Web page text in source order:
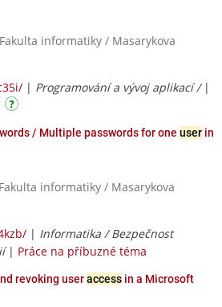
informatiky / Masarykova
| Programování a vývoj aplikací / |
/ Multiple passwords for one user in
informatiky / Masarykova
| Informatika / Bezpečnost
| Práce na příbuzné téma
revoking useraccess in a Microsoft